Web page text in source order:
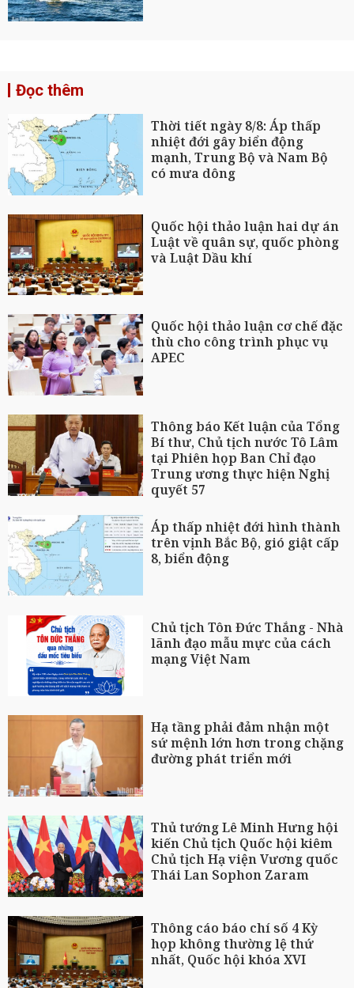
Đọc thêm
Thời tiết ngày 8/8: Áp thấp
nhiệt đới gây biển động
mạnh, Trung Bộ và Nam Bộ
có mưa dông
Quốc hội thảo luận hai dự án
Luật về quân sự, quốc phòng
và Luật Dầu khí
Quốc hội thảo luận cơ chế đặc
thù cho công trình phục vụ
APEC
Thông báo Kết luận của Tổng
Bí thư, Chủ tịch nước Tô Lâm
tại Phiên họp Ban Chỉ đạo
Trung ương thực hiện Nghị
quyết 57
Áp thấp nhiệt đới hình thành
trên vịnh Bắc Bộ, gió giật cấp
8, biển động
Chủ tịch Tôn Đức Thắng - Nhà
lãnh đạo mẫu mực của cách
mạng Việt Nam
Hạ tầng phải đảm nhận một
sứ mệnh lớn hơn trong chặng
đường phát triển mới
Thủ tướng Lê Minh Hưng hội
kiến Chủ tịch Quốc hội kiêm
Chủ tịch Hạ viện Vương quốc
Thái Lan Sophon Zaram
Thông cáo báo chí số 4 Kỳ
họp không thường lệ thứ
nhất, Quốc hội khóa XVI